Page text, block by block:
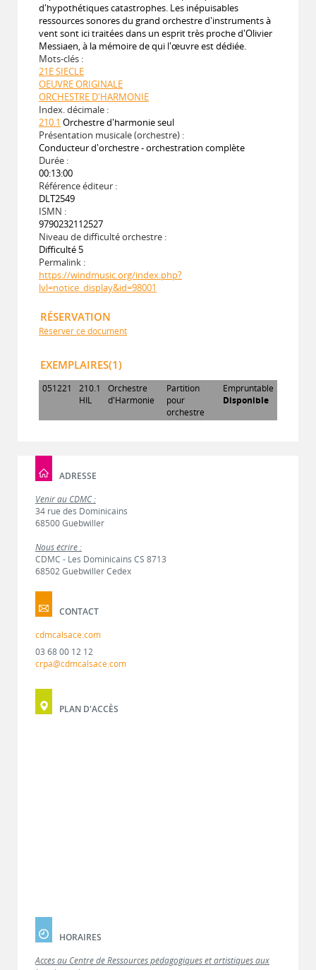
d'hypothétiques catastrophes. Les inépuisables
ressources sonores du grand orchestre d'instruments à
vent sont ici traitées dans un esprit très proche d'Olivier
Messiaen, à la mémoire de qui l'œuvre est dédiée.
Mots-clés :
21E SIECLE
OEUVRE ORIGINALE
ORCHESTRE D'HARMONIE
Index. décimale :
210.1 Orchestre d'harmonie seul
Présentation musicale (orchestre) :
Conducteur d'orchestre - orchestration complète
Durée :
00:13:00
Référence éditeur :
DLT2549
ISMN :
9790232112527
Niveau de difficulté orchestre :
Difficulté 5
Permalink :
https://windmusic.org/index.php?
lvl=notice_display&id=98001
RÉSERVATION
Réserver ce document
EXEMPLAIRES(1)
051221
210.1
HIL
Orchestre
d'Harmonie
Partition
pour
orchestre
Empruntable
Disponible
ADRESSE
Venir au CDMC :
34 rue des Dominicains
68500 Guebwiller
Nous écrire :
CDMC - Les Dominicains CS 8713
68502 Guebwiller Cedex
CONTACT
cdmcalsace.com
03 68 00 12 12
crpa@cdmcalsace.com
PLAN D'ACCÈS
HORAIRES
Accès au Centre de Ressources pédagogiques et artistiques aux